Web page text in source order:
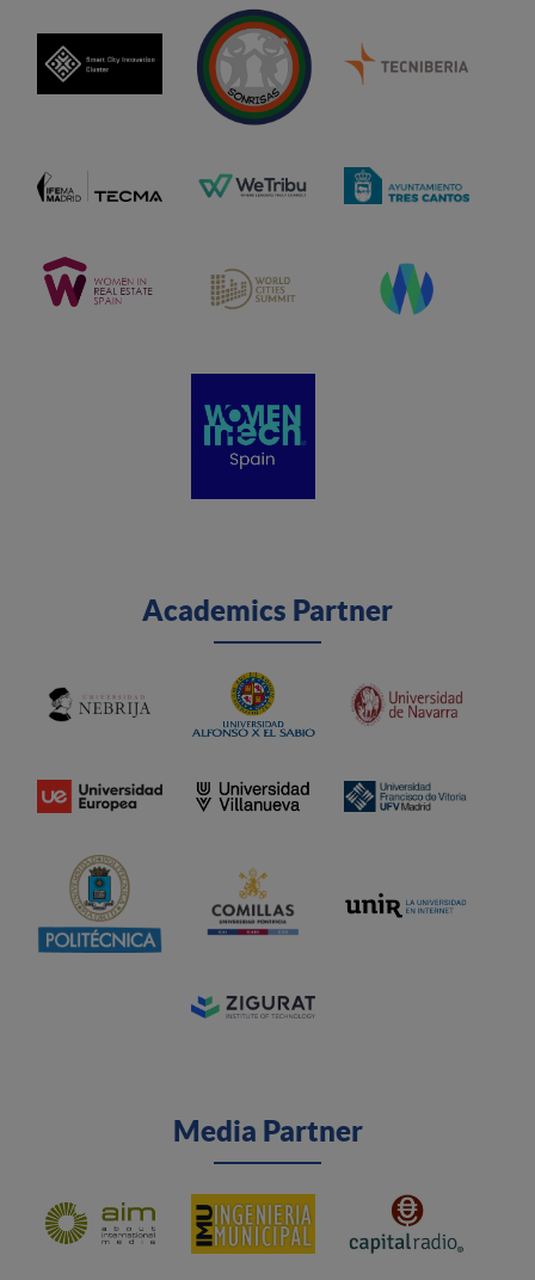
Academics Partner
Media Partner